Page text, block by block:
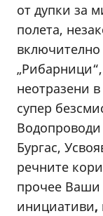
от дупки за
полета,
неотразени
супер
Бургас,
речните
прочее Ваши
инициативи,